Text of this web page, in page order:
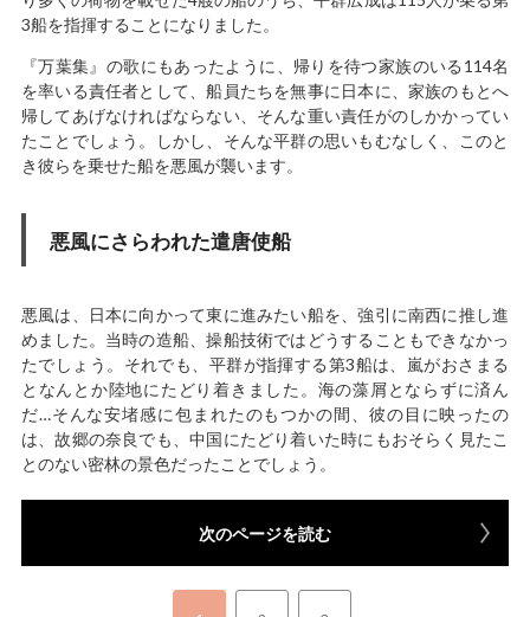
3船を指揮することになりました。
『万葉集』の歌にもあったように、帰りを待つ家族のいる114名
を率いる責任者として、船員たちを無事に日本に、家族のもとへ
帰してあげなければならない、そんな重い責任がのしかかってい
たことでしょう。しかし、そんな平群の思いもむなしく、このと
き彼らを乗せた船を悪風が襲います。
悪風にさらわれた遣唐使船
悪風は、日本に向かって東に進みたい船を、強引に南西に推し進
めました。当時の造船、操船技術ではどうすることもできなかっ
たでしょう。それでも、平群が指揮する第3船は、嵐がおさまる
となんとか陸地にたどり着きました。海の藻屑とならずに済ん
だ…そんな安堵感に包まれたのもつかの間、彼の目に映ったの
は、故郷の奈良でも、中国にたどり着いた時にもおそらく見たこ
とのない密林の景色だったことでしょう。
次のページを読む